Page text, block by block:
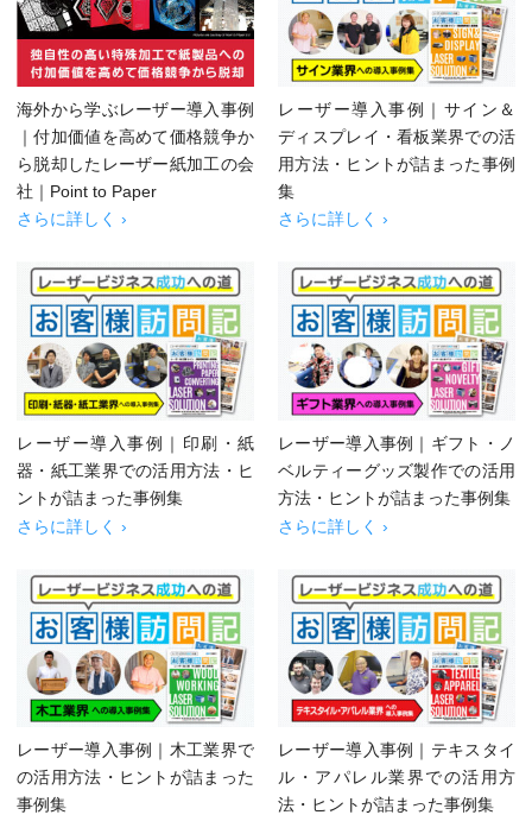
海外から学ぶレーザー導入事例
｜付加価値を高めて価格競争か
ら脱却したレーザー紙加工の会
社｜Point to Paper
さらに詳しく ›
レーザー導入事例｜サイン＆
ディスプレイ・看板業界での活
用方法・ヒントが詰まった事例
集
さらに詳しく ›
レーザー導入事例｜印刷・紙
器・紙工業界での活用方法・ヒ
ントが詰まった事例集
さらに詳しく ›
レーザー導入事例｜ギフト・ノ
ベルティーグッズ製作での活用
方法・ヒントが詰まった事例集
さらに詳しく ›
レーザー導入事例｜木工業界で
の活用方法・ヒントが詰まった
事例集
レーザー導入事例｜テキスタイ
ル・アパレル業界での活用方
法・ヒントが詰まった事例集